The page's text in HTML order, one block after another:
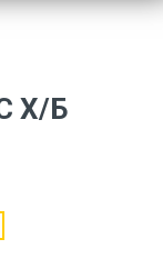
Х/Б